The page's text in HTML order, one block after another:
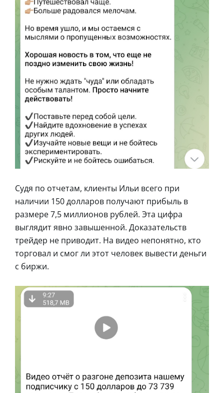
Судя по отчетам, клиенты Ильи всего при
наличии 150 долларов получают прибыль в
размере 7,5 миллионов рублей. Эта цифра
выглядит явно завышенной. Доказательств
трейдер не приводит. На видео непонятно, кто
торговал и смог ли этот человек вывести деньги
с биржи.